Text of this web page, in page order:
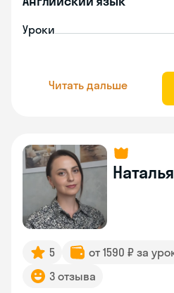
Уроки
Читать дальше
Наталья
5 от 1590 ₽ за
3 отзыва